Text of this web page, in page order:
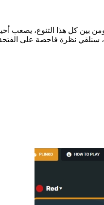
كل هذا التنوع، يصعب